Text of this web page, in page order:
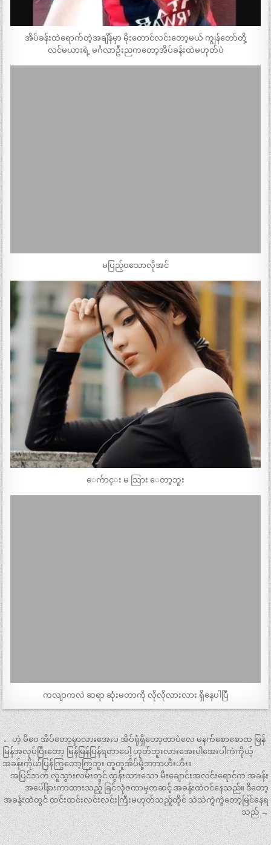
အိပ်ခန်းထဲရောက်တဲ့အချိန်မှာ မိုးတောင်လင်းတော့မယ် ကျွန်တော်တို့
လင်မယားရဲ့ မင်္ဂလာဦးညကတော့အိပ်ခန်းထဲမဟုတ်ပဲ
မပြည့်ဝသောလိုအင်
ေက်ာင္း မ သြား ေတာ့ဘူး
ကလျာကလဲ ဆရာ ဆုံးမတာကို လိုလိုလားလား ရှိနေပါပြီ
Post
navigation
← ဟဲ့ မိဝေ အိပ်တော့မှာလားအေးပ အိပ်ရုံရှိတော့တာပဲလေ မနက်စောစောထ မြန်
မြန်အလုပ်ပြီးတော့ မြန်မြန်ပြန်ရတာပေါ့ ဟုတ်ဘူးလားအေးပါအေးပါကဲကိုယ့်
အခန်းကိုယ်ပြန်ကြွတော့ကြွဘူး တူတူအိပ်မို့ဘာာာဟီးဟီး။
အပြင်ဘက် လူသွားလမ်းတွင် ထွန်းထားသော မီးချောင်းအလင်းရောင်က အခန်း
အပေါ်နားကာထားသည့် ခြင်လုံဇကာမှတဆင့် အခန်းထဲဝင်နေသည်။ ဒီတော့
အခန်းထဲတွင် ထင်းထင်းလင်းလင်းကြီးမဟုတ်သည့်တိုင် သဲသဲကွဲကွဲတော့မြင်နေရ
သည် →